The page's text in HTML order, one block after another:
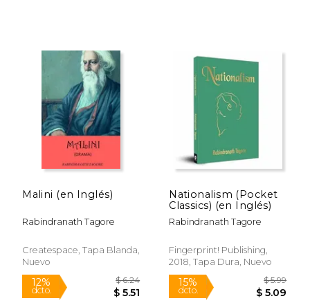
Malini (en Inglés)
Rabindranath Tagore
Createspace, Tapa Blanda,
Nuevo
Nationalism (Pocket
Classics) (en Inglés)
Rabindranath Tagore
Fingerprint! Publishing,
2018, Tapa Dura, Nuevo